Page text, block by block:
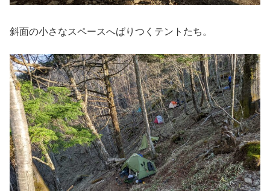
斜面の小さなスペースへばりつくテントたち。